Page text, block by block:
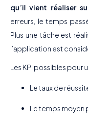
qu’il vient réaliser
erreurs, le temps
Plus une tâche est
l’application est
Les KPI possibles pour
Le taux de
Le temps moyen